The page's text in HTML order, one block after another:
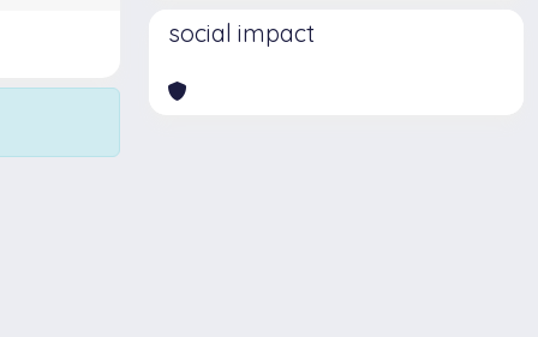
social impact